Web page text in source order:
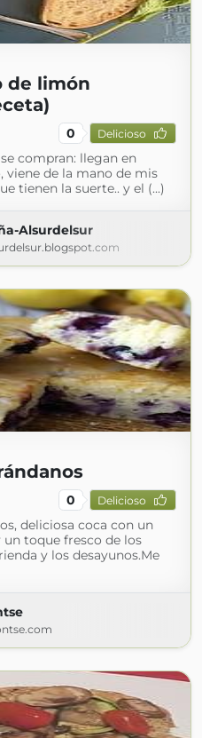
de limón
0 Delicioso
compran: llegan en
viene de la mano de mis
tienen la suerte.. y el (...)
Alsurdelsur
0 Delicioso
deliciosa coca con un
toque fresco de los
y los desayunos.Me